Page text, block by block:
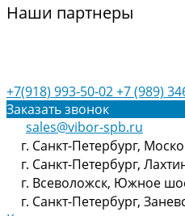
Наши партнеры
+7(918) 993-50-02+7 (989)
Заказать звонок
sales@vibor-spb.ru
г. Санкт-Петербург,
г. Санкт-Петербург,
г. Всеволожск, Южное
г. Санкт-Петербург,